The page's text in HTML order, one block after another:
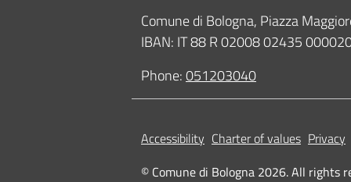
Contacts
Comune di Bologna, Piazza
IBAN: IT 88 R 02008 02435
Phone:051203040
Accessibility Charter of values Privacy
© Comune di Bologna 2026. All rights